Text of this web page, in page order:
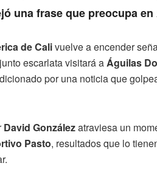
una frase que preocupa
de Calivuelve a encender
escarlata visitará aÁguilas
por una noticia que
David Gonzálezatraviesa un
Pasto, resultados que lo